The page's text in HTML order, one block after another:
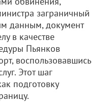
заграничный
данным, документ
в качестве
Пьянков
воспользовавшись
Этот шаг
подготовку